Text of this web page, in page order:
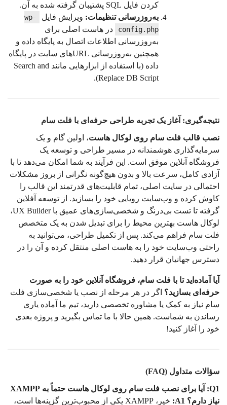
کردن فایل SQL پشتیبان گرفته شده به آن.
به‌روزرسانی تنظیمات: ویرایش فایل
wp-
config.php
در هاست اصلی برای
به‌روزرسانی اطلاعات اتصال به پایگاه داده و
همچنین به‌روزرسانی URLهای سایت در پایگاه
داده (با استفاده از ابزارهایی مانند Search and
Replace DB Script).
نتیجه‌گیری: آغاز یک تجربه طراحی حرفه‌ای با فلت سام
نصب قالب فلت سام روی لوکال هاست، اولین گام و یک
سرمایه‌گذاری هوشمندانه در مسیر طراحی و توسعه یک
فروشگاه آنلاین موفق است. این فرآیند به شما امکان می‌دهد تا با
آزادی کامل، سرعت بالا و بدون هیچ‌گونه نگرانی از بروز مشکلات
احتمالی در سایت اصلی، تمام قابلیت‌های قدرتمند این قالب را
کاوش کرده و وب‌سایت رویایی خود را بسازید. از توسعه آفلاین
گرفته تا تست بی‌درنگ و شخصی‌سازی‌های عمیق با UX Builder،
لوکال هاست بهترین محیط را برای تبدیل شدن به یک متخصص
فلت سام فراهم می‌کند. پس از تکمیل طراحی، می‌توانید به
راحتی وب‌سایت خود را به هاست اصلی منتقل کرده و آن را در
دسترس جهانیان قرار دهید.
آیا آماده‌اید تا با فلت سام، فروشگاه آنلاین خود را به صورت
حرفه‌ای بسازید؟ اگر در هر مرحله از نصب یا شخصی‌سازی فلت
سام نیاز به کمک یا مشاوره تخصصی دارید، تیم ما آماده یاری
رساندن به شماست. همین حالا با ما تماس بگیرید و پروژه بعدی
خود را آغاز کنید!
سؤالات متداول (FAQ)
Q1: آیا برای نصب فلت سام روی لوکال هاست حتماً به XAMPP
نیاز دارم؟ A1:
خیر، XAMPP یکی از محبوب‌ترین گزینه‌ها است،